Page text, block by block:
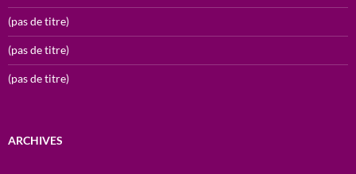
(pas de titre)
(pas de titre)
(pas de titre)
ARCHIVES